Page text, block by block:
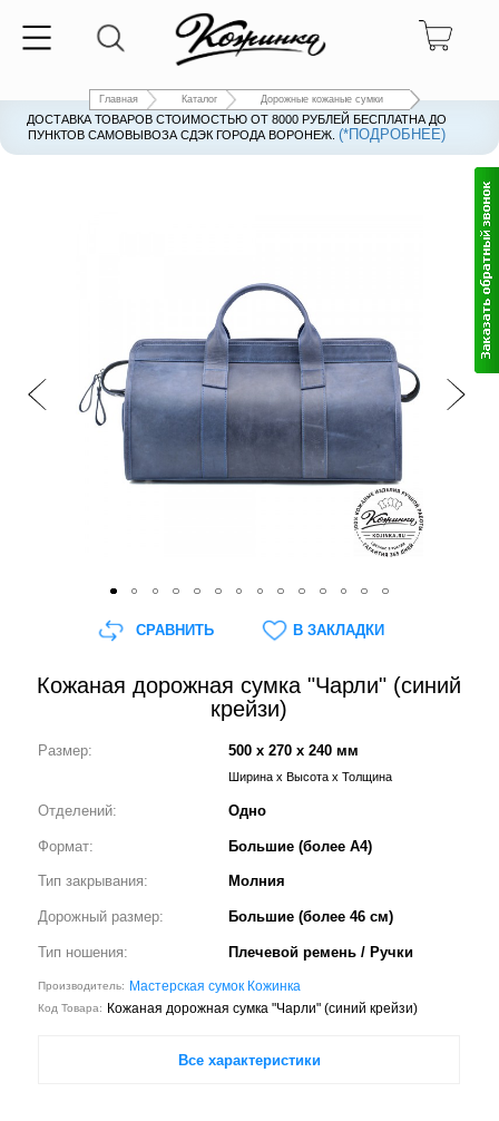
Главная Каталог Дорожные кожаные сумки
ДОСТАВКА ТОВАРОВ СТОИМОСТЬЮ ОТ 8000 РУБЛЕЙ БЕСПЛАТНА ДО
ПУНКТОВ САМОВЫВОЗА СДЭК ГОРОДА ВОРОНЕЖ.(*ПОДРОБНЕЕ)
Кожаная дорожная сумка "Чарли" (синий
крейзи)
Размер: 500 x 270 x 240 мм
Ширина x Высота x Толщина
Отделений: Одно
Формат: Большие (более А4)
Тип закрывания: Молния
Дорожный размер: Большие (более 46 см)
Тип ношения: Плечевой ремень / Ручки
Производитель: Мастерская сумок Кожинка
Код Товара: Кожаная дорожная сумка "Чарли" (синий крейзи)
Все характеристики
СРАВНИТЬ В ЗАКЛАДКИ